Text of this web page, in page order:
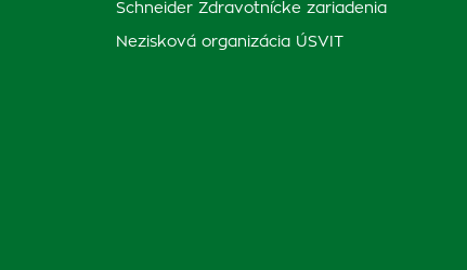
Schneider Zdravotnícke zariadenia
Nezisková organizácia ÚSVIT